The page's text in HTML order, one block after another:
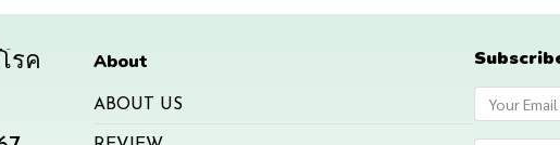
รค
About
ABOUT US